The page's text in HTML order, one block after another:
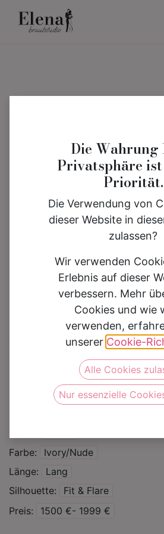
Brautkleid
Auf die Wunschliste
Farbe
Ivory/Nude
Länge
Lang
Silhouette
Fit & Flare
Preis
1500 €- 1999 €
Die
Privatsphäre
Priorität.
Die Verwendung von
dieser Website in
zulassen?
Wir verwenden
Erlebnis auf dieser
verbessern. Mehr
Cookies und wie
verwenden,
unserer Cookie-
Alle Cookies
Nur essenzielle